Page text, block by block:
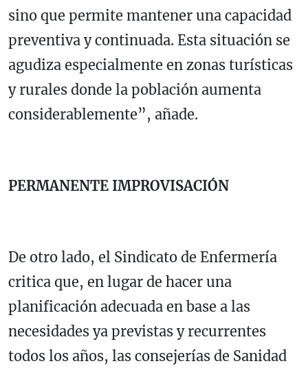
sino que permite mantener una capacidad
preventiva y continuada. Esta situación se
agudiza especialmente en zonas turísticas
y rurales donde la población aumenta
considerablemente”, añade.
PERMANENTE IMPROVISACIÓN
De otro lado, el Sindicato de Enfermería
critica que, en lugar de hacer una
planificación adecuada en base a las
necesidades ya previstas y recurrentes
todos los años, las consejerías de Sanidad